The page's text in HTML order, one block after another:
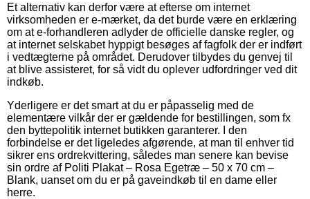
Et alternativ kan derfor være at efterse om internet
virksomheden er e-mærket, da det burde være en erklæring
om at e-forhandleren adlyder de officielle danske regler, og
at internet selskabet hyppigt besøges af fagfolk der er indført
i vedtægterne på området. Derudover tilbydes du genvej til
at blive assisteret, for så vidt du oplever udfordringer ved dit
indkøb.
Yderligere er det smart at du er påpasselig med de
elementære vilkår der er gældende for bestillingen, som fx
den byttepolitik internet butikken garanterer. I den
forbindelse er det ligeledes afgørende, at man til enhver tid
sikrer ens ordrekvittering, således man senere kan bevise
sin ordre af Politi Plakat – Rosa Egetræ – 50 x 70 cm –
Blank, uanset om du er på gaveindkøb til en dame eller
herre.